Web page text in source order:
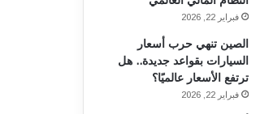
فبراير 22, 2026
الصين تنهي حرب أسعار
السيارات بقواعد جديدة.. هل
ترتفع الأسعار عالميًا؟
فبراير 22, 2026